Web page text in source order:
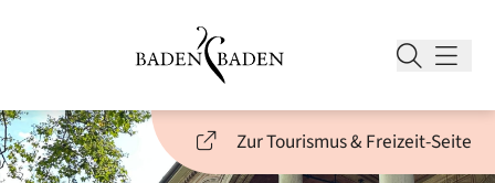
Zur Tourismus & Freizeit-Seite